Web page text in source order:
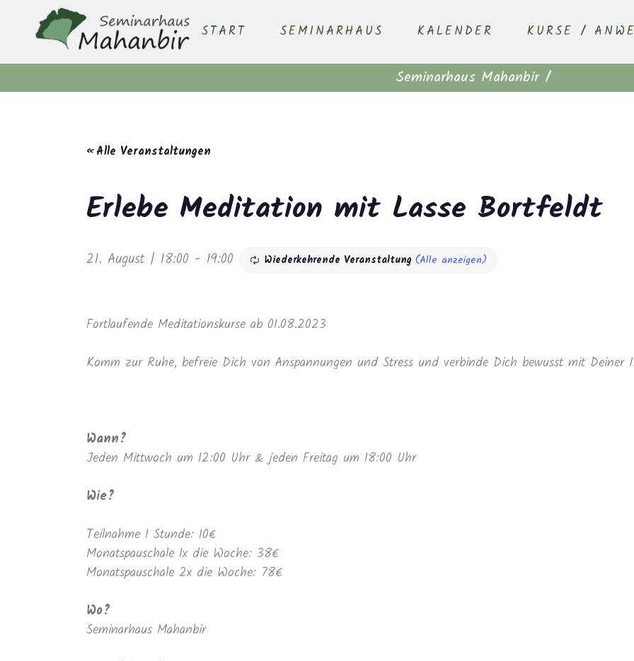
START SEMINARHAUS KALENDER KURSE /
Seminarhaus Mahanbir/
« Alle Veranstaltungen
Erlebe Meditation mit Lasse Bortfeldt
21. August | 18:00 - 19:00 Wiederkehrende Veranstaltung (Alle anzeigen)
Fortlaufende Meditationskurse ab 01.08.2023
Komm zur Ruhe, befreie Dich von Anspannungen und Stress und verbinde Dich bewusst mit Deiner
Wann?
Jeden Mittwoch um 12:00 Uhr & jeden Freitag um 18:00 Uhr
Wie?
Teilnahme 1 Stunde: 10€
Monatspauschale 1x die Woche: 38€
Monatspauschale 2x die Woche: 78€
Wo?
Seminarhaus Mahanbir